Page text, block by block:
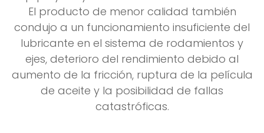
El producto de menor calidad también
condujo a un funcionamiento insuficiente del
lubricante en el sistema de rodamientos y
ejes, deterioro del rendimiento debido al
aumento de la fricción, ruptura de la película
de aceite y la posibilidad de fallas
catastróficas.